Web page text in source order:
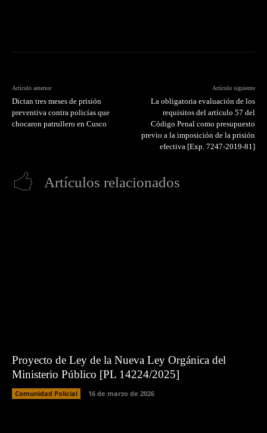
Artículo anterior
Dictan tres meses de prisión
preventiva contra policías que
chocaron patrullero en Cusco
Artículo siguiente
La obligatoria evaluación de los
requisitos del artículo 57 del
Código Penal como presupuesto
previo a la imposición de la prisión
efectiva [Exp. 7247-2019-81]
Artículos relacionados
Proyecto de Ley de la Nueva Ley Orgánica del
Ministerio Público [PL 14224/2025]
Comunidad Policial 16 de marzo de 2026